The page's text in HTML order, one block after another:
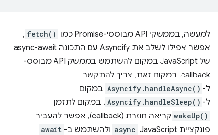
למעשה, בממשקי API מבוססי-Promise כמו fetch()
,
אפשר אפילו לשלב את Asyncify עם התכונה async-await
של JavaScript במקום להשתמש בממשק API מבוסס-
callback. במקום זאת, צריך להתקשר
ל- Asyncify.handleAsync() במקום
ל- Asyncify.handleSleep() . במקום לתזמן
wakeUp()
קריאה חוזרת (callback), אפשר להעביר
פונקציית JavaScript
async ולהשתמש ב- await